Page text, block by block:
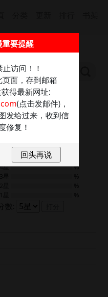
發送任意內容至：
獲取最新網址
8.0
4星
%
重要提醒
访问！！
面，存到邮箱
得最新网址:
(点击发邮件)，
发给过来，收到信
修复！